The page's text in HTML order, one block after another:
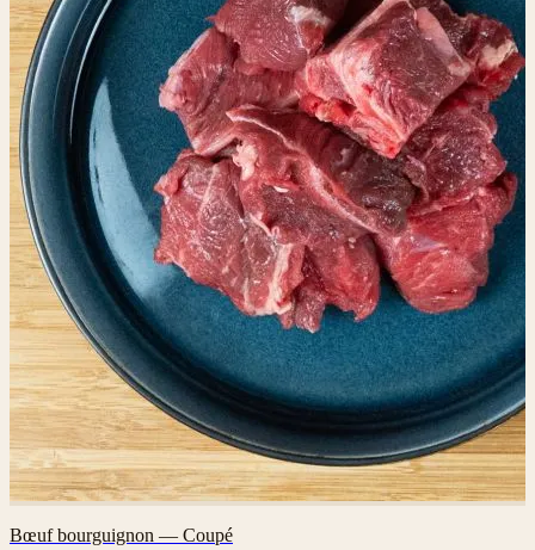
Bœuf bourguignon — Coupé